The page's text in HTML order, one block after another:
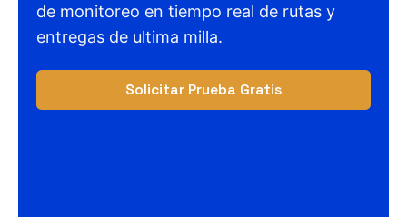
de monitoreo en tiempo real de rutas y
entregas de ultima milla.
Solicitar Prueba Gratis